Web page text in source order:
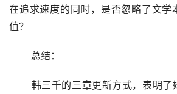
在追求速度的同时，是否忽略了文学
值？
总结：